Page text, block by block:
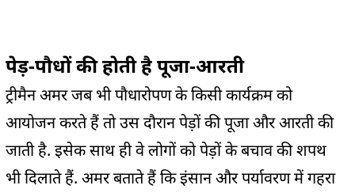
पेड़-पौधों की होती है पूजा-आरती
ट्रीमैन अमर जब भी पौधारोपण के किसी कार्यक्रम को
आयोजन करते हैं तो उस दौरान पेड़ों की पूजा और आरती की
जाती है. इसेक साथ ही वे लोगों को पेड़ों के बचाव की शपथ
भी दिलाते हैं. अमर बताते हैं कि इंसान और पर्यावरण में गहरा